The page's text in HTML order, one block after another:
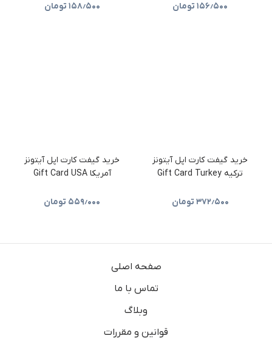
۱۵۶٫۵۰۰ تومان ۱۵۸٫۵۰۰ تومان
خرید گیفت کارت اپل آیتونز
ترکیه Gift Card Turkey
۳۷۲٫۵۰۰ تومان
خرید گیفت کارت اپل آیتونز
آمریکا Gift Card USA
۵۵۹٫۰۰۰ تومان
صفحه اصلی
تماس با ما
وبلاگ
قوانین و مقررات